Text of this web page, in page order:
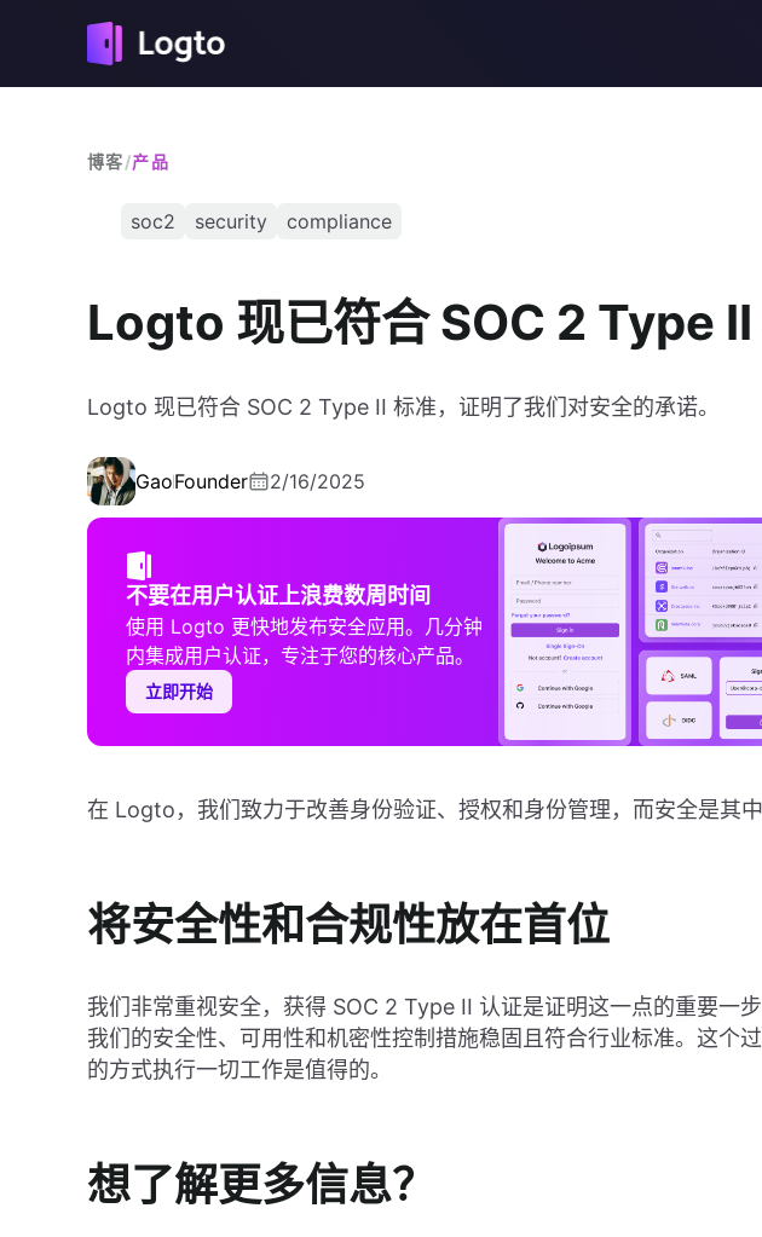
博客/产品
soc2 security compliance
Logto 现已符合 SOC 2 Type II
Logto 现已符合 SOC 2 Type II 标准，证明了我们对安全的承诺。
GaoFounder 2/16/2025
不要在用户认证上浪费数周时间
使用 Logto 更快地发布安全应用。几分钟
内集成用户认证，专注于您的核心产品。
立即开始
在 Logto，我们致力于改善身份验证、授权和身份管理，而安全是其中
将安全性和合规性放在首位
我们非常重视安全，获得 SOC 2 Type II 认证是证明这一点的重要一
我们的安全性、可用性和机密性控制措施稳固且符合行业标准。这个
的方式执行一切工作是值得的。
想了解更多信息？